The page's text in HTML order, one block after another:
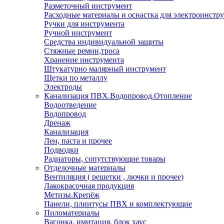
Разметочный инструмент
Расходные материалы и оснастка для
Ручки для инструмента
Ручной инструмент
Средства индивидуальной защиты
Стяжные ремни,троса
Хранение инструмента
Штукатурно малярный инструмент
Щетки по металлу
Электроды
Канализация ПВХ.Водопровод.Отопление
Водоотведение
Водопровод
Дренаж
Канализация
Лен, паста и прочее
Подводки
Радиаторы, сопутствующие товары
Отделочные материалы
Вентиляция ( решетки , лючки и прочее)
Лакокрасочная продукция
Метизы.Крепёж
Панели, плинтусы ПВХ и комплектующие
Пиломатериалы
Вагонка, имитация, блок хаус